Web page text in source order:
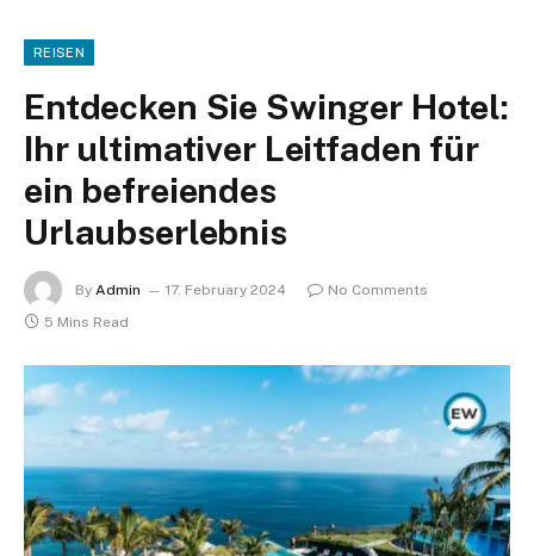
REISEN
Entdecken Sie Swinger Hotel:
Ihr ultimativer Leitfaden für
ein befreiendes
Urlaubserlebnis
By Admin 17. February 2024
No Comments
5 Mins Read